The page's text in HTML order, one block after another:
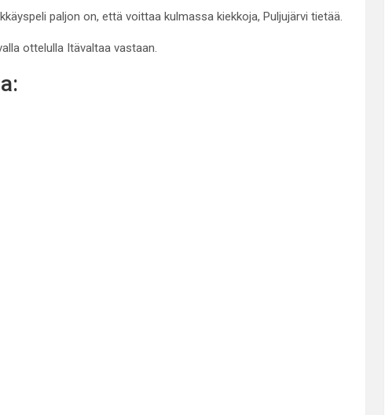
paljon on, että voittaa kulmassa kiekkoja, Puljujärvi tietää.
ottelulla Itävaltaa vastaan.